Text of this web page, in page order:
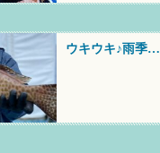
ウキウキ♪雨季…